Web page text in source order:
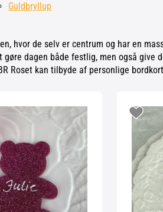
Guldbryllup
hvor de selv er centrum og har en
dagen både festlig, men også
Roset kan tilbyde af personlige